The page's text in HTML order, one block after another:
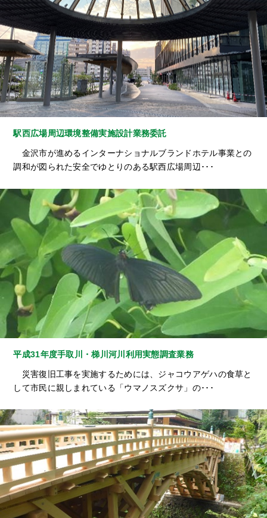
駅西広場周辺環境整備実施設計業務委託
金沢市が進めるインターナショナルブランドホテル事業との
調和が図られた安全でゆとりのある駅西広場周辺･･･
平成31年度手取川・梯川河川利用実態調査業務
災害復旧工事を実施するためには、ジャコウアゲハの食草と
して市民に親しまれている「ウマノスズクサ」の･･･